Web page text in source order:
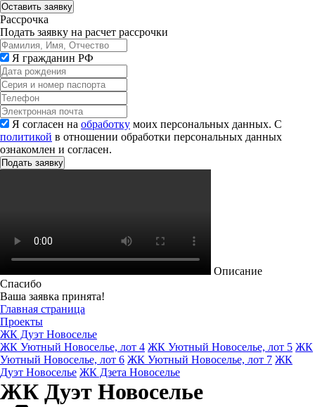
Рассрочка
Подать заявку на расчет рассрочки
Я гражданин РФ
Я согласен на обработку моих персональных данных. С
политикой в отношении обработки персональных данных
ознакомлен и согласен.
Описание
Спасибо
Ваша заявка принята!
Главная страница
Проекты
ЖК Дуэт Новоселье
ЖК Уютный Новоселье, лот 4 ЖК Уютный Новоселье, лот 5 ЖК
Уютный Новоселье, лот 6 ЖК Уютный Новоселье, лот 7 ЖК
Дуэт Новоселье ЖК Дзета Новоселье
ЖК Дуэт Новоселье